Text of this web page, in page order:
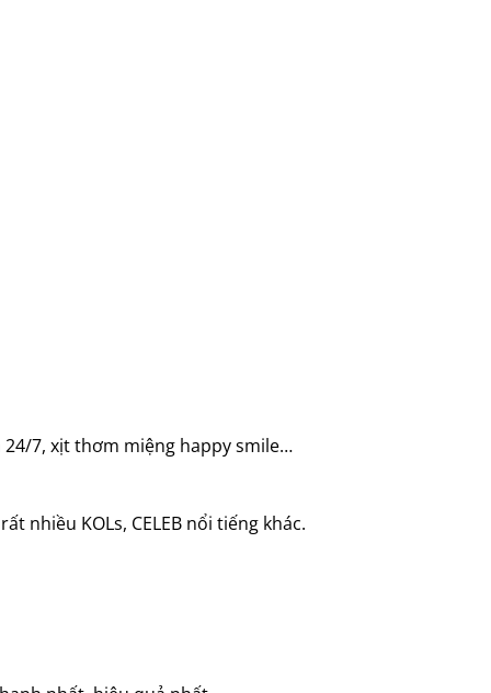
24/7, xịt thơm miệng happy smile…
nhiều KOLs, CELEB nổi tiếng khác.